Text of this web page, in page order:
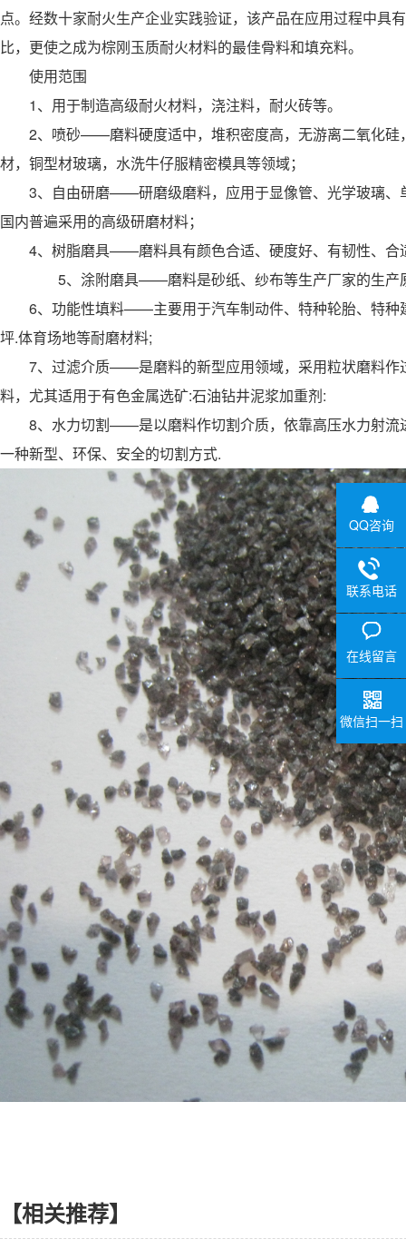
点。经数十家耐火生产企业实践验证，该产品在应用过程中具
比，更使之成为棕刚玉质耐火材料的最佳骨料和填充料。
使用范围
1、用于制造高级耐火材料，浇注料，耐火砖等。
2、喷砂——磨料硬度适中，堆积密度高，无游离二氧化硅
材，铜型材玻璃，水洗牛仔服精密模具等领域；
3、自由研磨——研磨级磨料，应用于显像管、光学玻璃、
国内普遍采用的高级研磨材料；
4、树脂磨具——磨料具有颜色合适、硬度好、有韧性、合
5、涂附磨具——磨料是砂纸、纱布等生产厂家的生产
6、功能性填料——主要用于汽车制动件、特种轮胎、特种
坪.体育场地等耐磨材料;
7、过滤介质——是磨料的新型应用领域，采用粒状磨料作
料，尤其适用于有色金属选矿:石油钻井泥浆加重剂:
8、水力切割——是以磨料作切割介质，依靠高压水力射流
一种新型、环保、安全的切割方式.
【相关推荐】
QQ咨询
联系电话
在线留言
微信扫一扫